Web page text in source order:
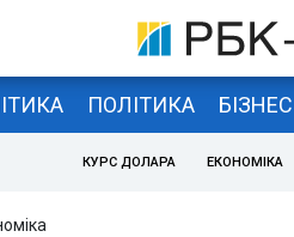
ПОЛІТИКА БІЗНЕС
КУРС ДОЛАРА ЕКОНОМІКА